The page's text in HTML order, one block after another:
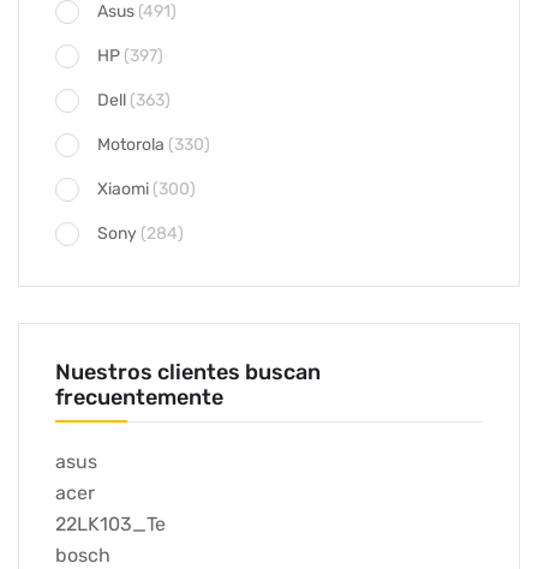
Asus (491)
HP (397)
Dell (363)
Motorola (330)
Xiaomi (300)
Sony (284)
Nuestros clientes buscan
frecuentemente
asus
acer
22LK103_Te
bosch